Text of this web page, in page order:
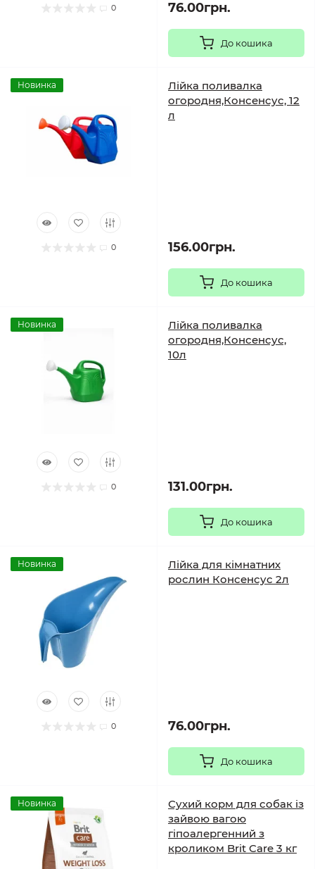
0 76.00грн.
До кошика
Новинка
0
Лійка поливалка
огородня,Консенсус, 12
л
156.00грн.
До кошика
Новинка
0
Лійка поливалка
огородня,Консенсус,
10л
131.00грн.
До кошика
Новинка
0
Лійка для кімнатних
рослин Консенсус 2л
76.00грн.
До кошика
Новинка
Сухий корм для собак із
зайвою вагою
гіпоалергенний з
кроликом Brit Care 3 кг